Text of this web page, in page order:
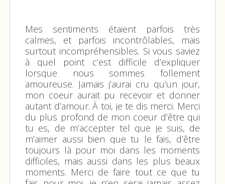
Mes sentiments étaient parfois très
calmes, et parfois incontrôlables, mais
surtout incompréhensibles. Si vous saviez
à quel point c’est difficile d’expliquer
lorsque nous sommes follement
amoureuse. Jamais j’aurai cru qu’un jour,
mon coeur aurait pu recevoir et donner
autant d’amour. À toi, je te dis merci. Merci
du plus profond de mon coeur d’être qui
tu es, de m’accepter tel que je suis, de
m’aimer aussi bien que tu le fais, d’être
toujours là pour moi dans les moments
difficiles, mais aussi dans les plus beaux
moments. Merci de faire tout ce que tu